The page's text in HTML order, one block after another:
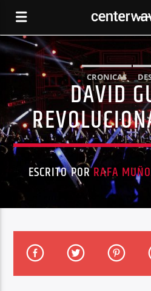
JIMPSTER REMIX
BUTCH & C.VOGT, VOGUE
CRONICAS
DAVID
ESCRITO PORRAFA